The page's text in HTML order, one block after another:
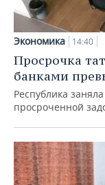
Экономика 14:40
Просрочка
банками
Республика
просроченной